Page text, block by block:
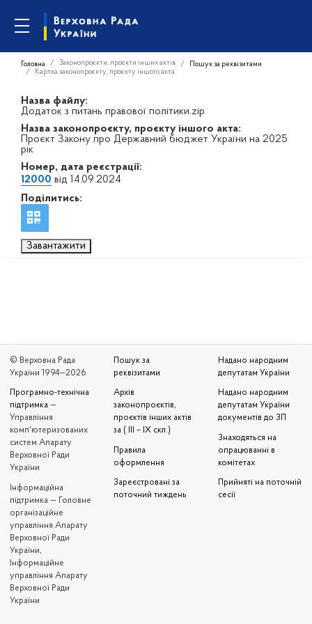
Головна Законопроєкти, проєкти інших актів
Пошук за реквізитами
Картка законопроєкту, проєкту іншого акта
Назва файлу:
Додаток з питань правової політики.zip
Назва законопроєкту, проєкту іншого акта:
Проєкт Закону про Державний бюджет України на 2025
рік
Номер, дата реєстрації:
12000 від 14.09.2024
Поділитись:
Завантажити
© Верховна Рада
України 1994—2026
Програмно-технічна
підтримка —
Управління
комп'ютеризованих
систем Апарату
Верховної Ради
України
Iнформаційна
підтримка — Головне
організаційне
управління Апарату
Верховної Ради
України,
Інформаційне
управління Апарату
Верховної Ради
України
Пошук за
реквізитами
Архів
законопроєктів,
проєктів інших актів
за ( III – IX скл.)
Правила
оформлення
Зареєстровані за
поточний тиждень
Надано народним
депутатам України
Надано народним
депутатам України
документів до ЗП
Знаходяться на
опрацюванні в
комітетах
Прийняті на поточній
сесії